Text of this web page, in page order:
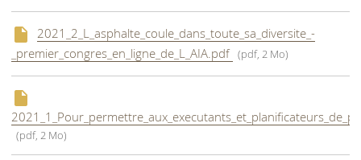
2021_2_L_asphalte_coule_dans_toute_sa_diversite_-
_premier_congres_en_ligne_de_L_AIA.pdf (pdf, 2 Mo)
(pdf, 2 Mo)